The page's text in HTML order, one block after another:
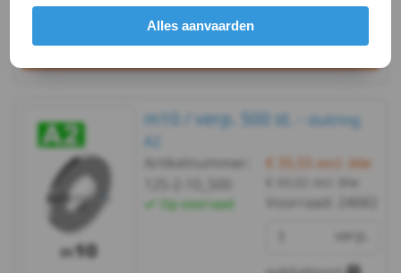
DIN
-
A2
-
m5
m10 / verp. 500 st. -
sluitring
Artikelnummer:
Op voorraad
€ 35,55 excl. btw
Voorraad:
verp.
Alles aanvaarden